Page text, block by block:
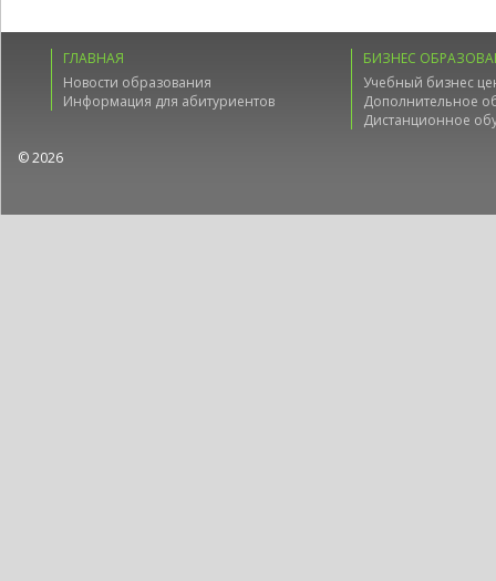
ГЛАВНАЯ
Новости образования
Информация для абитуриентов
БИЗНЕС
Учебный бизнес
Дополнительное
Дистанционное
© 2026